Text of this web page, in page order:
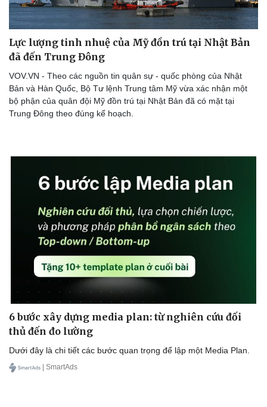
Lực lượng tinh nhuệ của Mỹ đồn trú tại Nhật Bản
đã đến Trung Đông
VOV.VN - Theo các nguồn tin quân sự - quốc phòng của Nhật
Bản và Hàn Quốc, Bộ Tư lệnh Trung tâm Mỹ vừa xác nhận một
bộ phận của quân đội Mỹ đồn trú tại Nhật Bản đã có mặt tại
Trung Đông theo đúng kế hoạch.
6 bước xây dựng media plan: từ nghiên cứu đối
thủ đến đo lường
Dưới đây là chi tiết các bước quan trọng để lập một Media Plan.
| SmartAds